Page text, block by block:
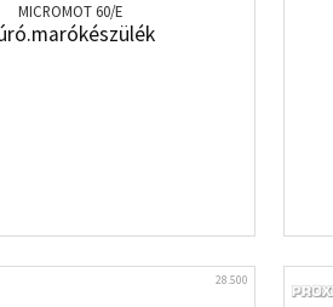
MICROMOT 60/E
28.500